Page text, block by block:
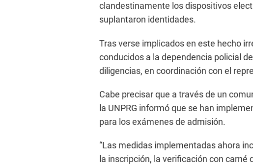
clandestinamente los dispositivos
suplantaron identidades.
Tras verse implicados en este hecho
conducidos a la dependencia policial
diligencias, en coordinación con el
Cabe precisar que a través de un
la UNPRG informó que se han
para los exámenes de admisión.
“Las medidas implementadas ahora
la inscripción, la verificación con